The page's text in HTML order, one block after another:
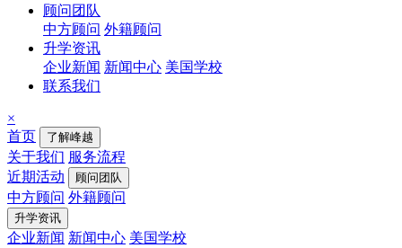
顾问团队
中方顾问 外籍顾问
升学资讯
企业新闻 新闻中心 美国学校
联系我们
×
首页
了解峰越
关于我们 服务流程
近期活动
顾问团队
中方顾问 外籍顾问
升学资讯
企业新闻 新闻中心 美国学校